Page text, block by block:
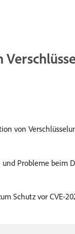
von
Probleme beim
Schutz vor CVE-